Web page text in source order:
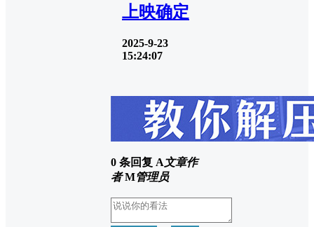
上映确定
2025-9-23
15:24:07
0 条回复 A文章作
者 M管理员